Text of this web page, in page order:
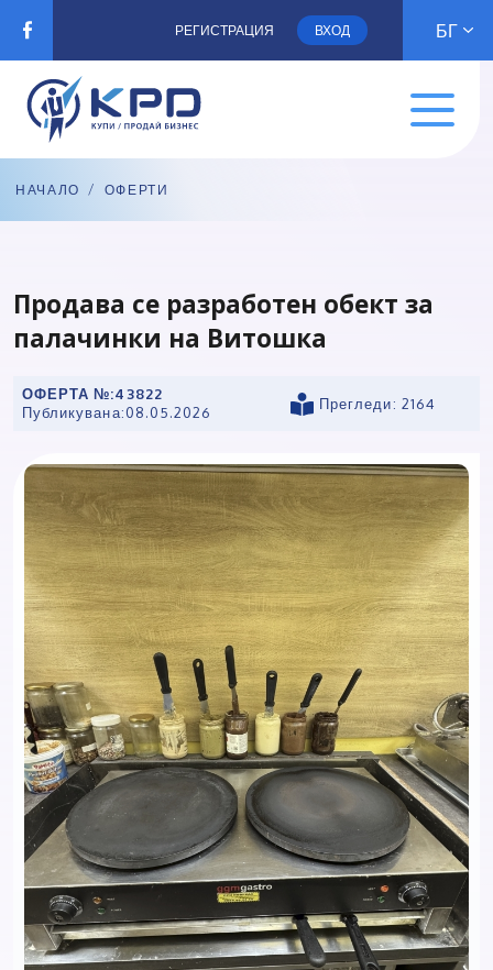
РЕГИСТРАЦИЯ ВХОД БГ
НАЧАЛО / ОФЕРТИ
Продава се разработен обект за
палачинки нa Витошка
ОФЕРТА №:43822
Публикувана:08.05.2026
Прегледи: 2164